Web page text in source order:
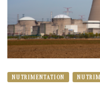
NUTRIMENTATION